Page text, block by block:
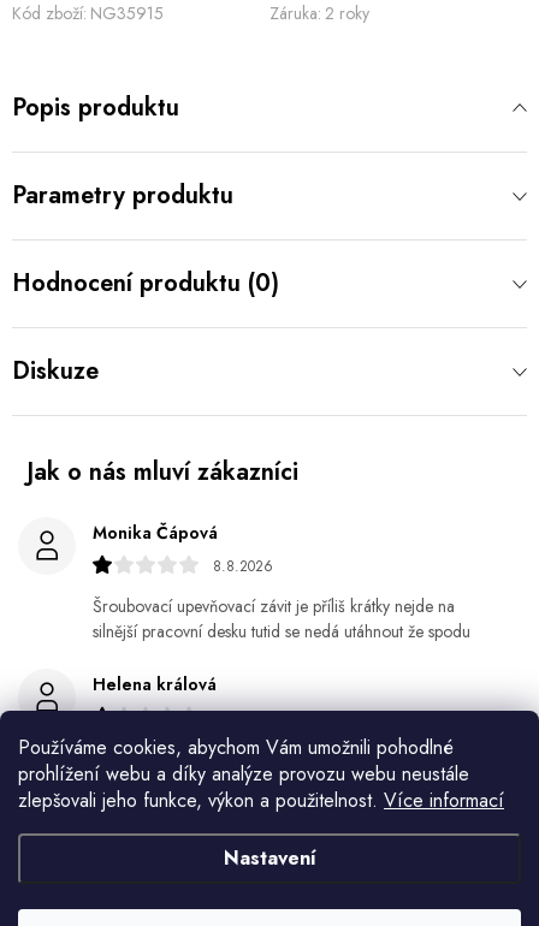
Používáme cookies, abychom Vám umožnili pohodlné
prohlížení webu a díky analýze provozu webu neustále
zlepšovali jeho funkce, výkon a použitelnost. Více informací
Nastavení
Kód zboží: NG35915 Záruka: 2 roky
Popis produktu
Parametry produktu
Hodnocení produktu (0)
Diskuze
Monika Čápová
8.8.2026
Šroubovací upevňovací závit je příliš krátky nejde na
silnější pracovní desku tutid se nedá utáhnout že spodu
Helena králová
8.8.2026
Objednala jsem si kvetinace a jede n byl praskly dole a
kdyz jsem napsala jak to budem resit tak zadna odpoved
Jiří Jícha
7.8.2026